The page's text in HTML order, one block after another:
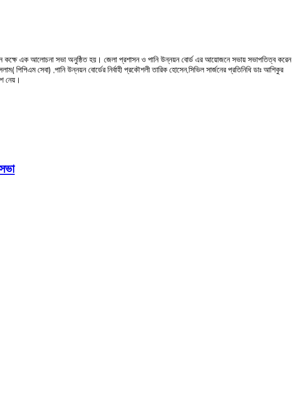
কক্ষে এক আলোচনা সভা অনুষ্ঠিত হয়। জেলা প্রশাসন ও পানি উন্নয়ন বোর্ড এর আয়োজনে সভায় সভাপতিত্ব করেন
সেবা) ,পানি উন্নয়ন বোর্ডের নির্বাহী প্রকৌশলী তারিক হোসেন,সিভিল সার্জনের প্রতিনিধি ডাঃ আশিকুর
নেয়।